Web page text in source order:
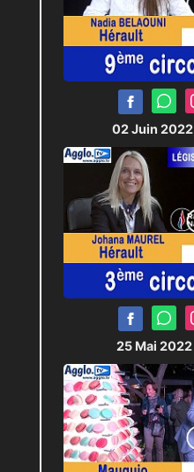
02 Juin 2022
25 Mai 2022